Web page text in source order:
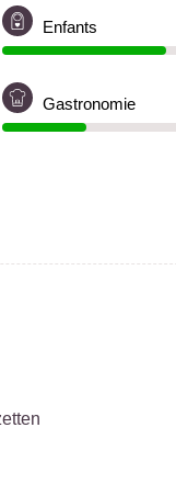
Enfants
Gastronomie